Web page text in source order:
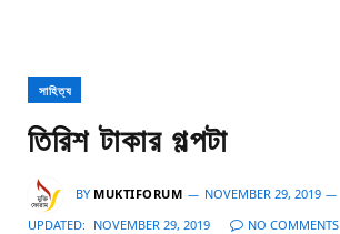
সাহিত্য
তিরিশ টাকার গল্পটা
BY MUKTIFORUM
NOVEMBER 29, 2019
UPDATED: NOVEMBER 29, 2019 NO COMMENTS